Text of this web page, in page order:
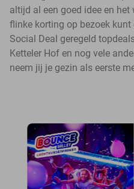
altijd al een goed idee en
flinke korting op bezoek
Social Deal geregeld
Ketteler Hof en nog vele
neem jij je gezin als eerste